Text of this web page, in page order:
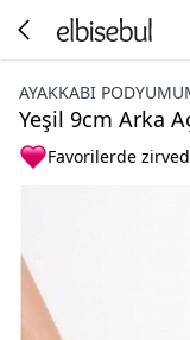
AYAKKABI
Yeşil 9cm Arka
Favorilerde